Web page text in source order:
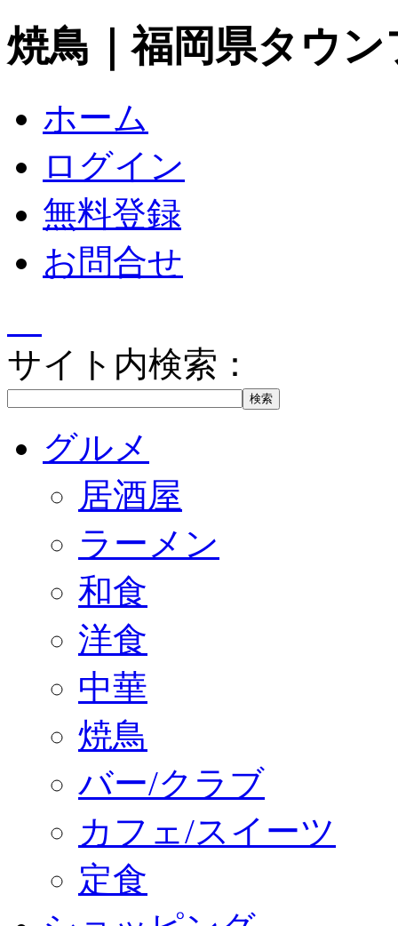
焼鳥｜福岡県タウン
ホーム
ログイン
無料登録
お問合せ
サイト内検索：
グルメ
居酒屋
ラーメン
和食
洋食
中華
焼鳥
バー/クラブ
カフェ/スイーツ
定食